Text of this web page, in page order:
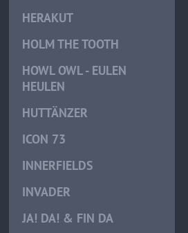
HERAKUT
HOLM THE TOOTH
HOWL OWL - EULEN
HEULEN
HUTTÄNZER
ICON 73
INNERFIELDS
INVADER
JA! DA! & FIN DA